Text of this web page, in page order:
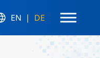
EN DE